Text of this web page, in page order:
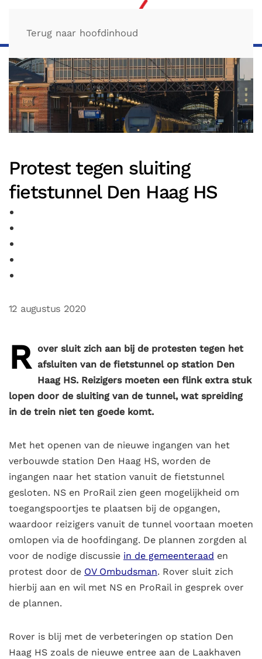
Terug naar hoofdinhoud
Protest tegen sluiting
fietstunnel Den Haag HS
12 augustus 2020
R over sluit zich aan bij de protesten tegen het
afsluiten van de fietstunnel op station Den
Haag HS. Reizigers moeten een flink extra stuk
lopen door de sluiting van de tunnel, wat spreiding
in de trein niet ten goede komt.
Met het openen van de nieuwe ingangen van het
verbouwde station Den Haag HS, worden de
ingangen naar het station vanuit de fietstunnel
gesloten. NS en ProRail zien geen mogelijkheid om
toegangspoortjes te plaatsen bij de opgangen,
waardoor reizigers vanuit de tunnel voortaan moeten
omlopen via de hoofdingang. De plannen zorgden al
voor de nodige discussie in de gemeenteraad en
protest door de OV Ombudsman. Rover sluit zich
hierbij aan en wil met NS en ProRail in gesprek over
de plannen.
Rover is blij met de verbeteringen op station Den
Haag HS zoals de nieuwe entree aan de Laakhaven